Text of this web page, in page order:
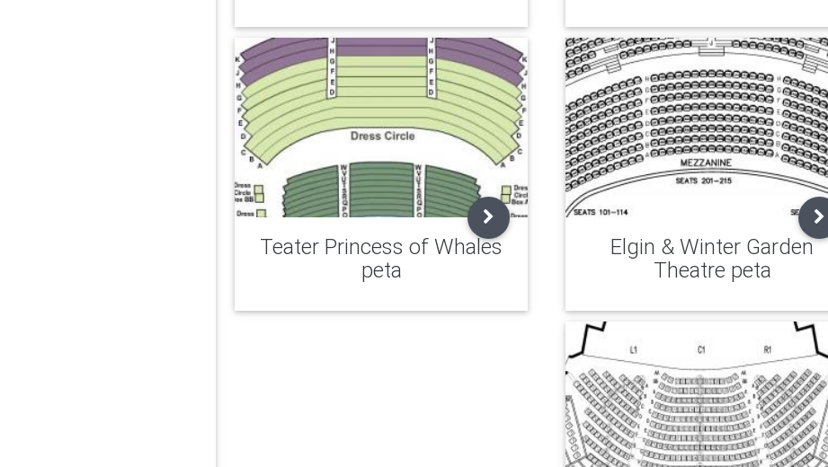
Teater Princess of Whales
peta
Elgin & Winter Garden
Theatre peta